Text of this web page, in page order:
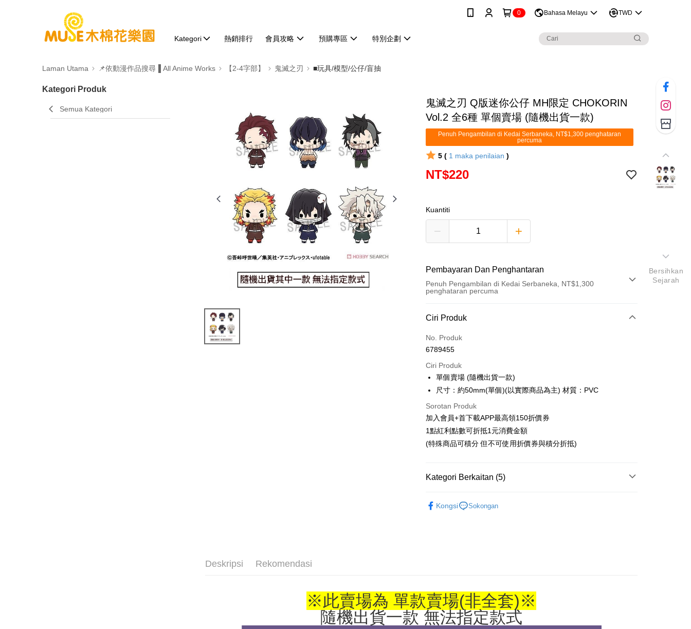
0 Bahasa Melayu TWD
Kategori 熱銷排行 會員攻略 預購專區 特別企劃
Laman Utama 📌依動漫作品搜尋▐ All Anime Works 【2-4字部】 鬼滅之刃 ■玩具/模型/公仔/盲抽
Kategori Produk
Semua Kategori
鬼滅之刃 Q版迷你公仔 MH限定 CHOKORIN
Vol.2 全6種 單個賣場 (隨機出貨一款)
Penuh Pengambilan di Kedai Serbaneka, NT$1,300 penghataran
percuma
5 ( 1 maka penilaian )
NT$220
Kuantiti
Pembayaran Dan Penghantaran
Penuh Pengambilan di Kedai Serbaneka, NT$1,300
penghataran percuma
Kaedah Pembayaran
Kad Kredit (Bayaran Penuh)
Pengambilan di Kedai Serbaneka
LINE Pay
Apple Pay
Easy Wallet
Google Pay
Pemindahan ATM
NT$1,300 atau lebih
(不開放使用，請勿選取）
NT$9,999/pesanan
Ciri Produk
No. Produk
6789455
Ciri Produk
單個賣場 (隨機出貨一款)
尺寸：約50mm(單個)(以實際商品為主) 材質：PVC
Sorotan Produk
加入會員+首下載APP最高領150折價券
1點紅利點數可折抵1元消費金額
(特殊商品可積分 但不可使用折價券與積分折抵)
Kategori Berkaitan (5)
刃
■玩具/模型/公仔/盲抽
Kongsi Sokongan
Deskripsi Rekomendasi
※此賣場為 單款賣場(非全套)※
隨機出貨一款 無法指定款式
Bersihkan
Sejarah